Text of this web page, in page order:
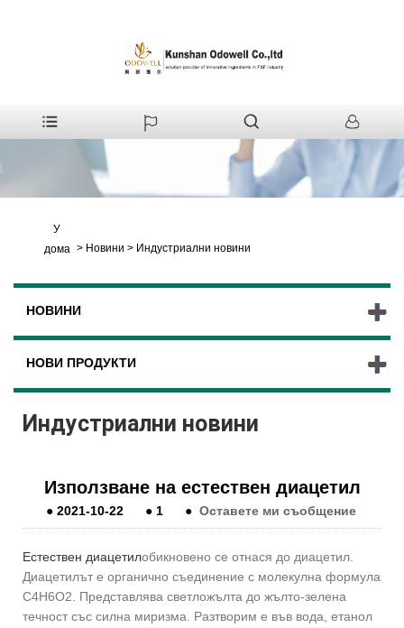
У
дома > Новини > Индустриални новини
НОВИНИ
НОВИ ПРОДУКТИ
Индустриални новини
Използване на естествен диацетил
●2021-10-22 ●1 ● Оставете ми съобщение
Естествен диацетилобикновено се отнася до диацетил.
Диацетилът е органично съединение с молекулна формула
C4H6O2. Представлява светложълта до жълто-зелена
течност със силна миризма. Разтворим е във вода, етанол